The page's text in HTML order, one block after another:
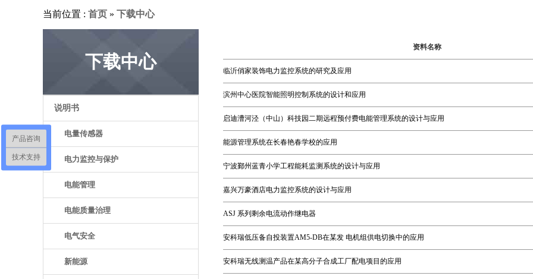
当前位置 : 首页 » 下载中心
下载中心
说明书
电量传感器
电力监控与保护
电能管理
电能质量治理
电气安全
新能源
资料名称
临沂俏家装饰电力监控系统的研究及应用
滨州中心医院智能照明控制系统的设计和应用
启迪漕河泾（中山）科技园二期远程预付费电能管理系统的设计与应用
能源管理系统在长春艳春学校的应用
宁波鄞州蓝青小学工程能耗监测系统的设计与应用
嘉兴万豪酒店电力监控系统的设计与应用
ASJ 系列剩余电流动作继电器
安科瑞低压备自投装置AM5-DB在某发 电机组供电切换中的应用
安科瑞无线测温产品在某高分子合成工厂配电项目的应用
产品咨询
技术支持